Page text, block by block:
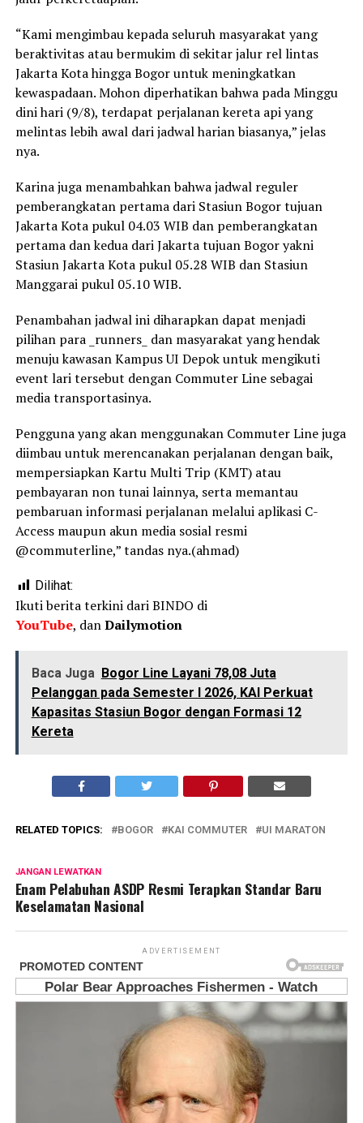
“Kami mengimbau kepada seluruh masyarakat yang
beraktivitas atau bermukim di sekitar jalur rel lintas
Jakarta Kota hingga Bogor untuk meningkatkan
kewaspadaan. Mohon diperhatikan bahwa pada Minggu
dini hari (9/8), terdapat perjalanan kereta api yang
melintas lebih awal dari jadwal harian biasanya,” jelas
nya.
Karina juga menambahkan bahwa jadwal reguler
pemberangkatan pertama dari Stasiun Bogor tujuan
Jakarta Kota pukul 04.03 WIB dan pemberangkatan
pertama dan kedua dari Jakarta tujuan Bogor yakni
Stasiun Jakarta Kota pukul 05.28 WIB dan Stasiun
Manggarai pukul 05.10 WIB.
Penambahan jadwal ini diharapkan dapat menjadi
pilihan para _runners_ dan masyarakat yang hendak
menuju kawasan Kampus UI Depok untuk mengikuti
event lari tersebut dengan Commuter Line sebagai
media transportasinya.
Pengguna yang akan menggunakan Commuter Line juga
diimbau untuk merencanakan perjalanan dengan baik,
mempersiapkan Kartu Multi Trip (KMT) atau
pembayaran non tunai lainnya, serta memantau
pembaruan informasi perjalanan melalui aplikasi C-
Access maupun akun media sosial resmi
@commuterline,” tandas nya.(ahmad)
Dilihat:
Ikuti berita terkini dari BINDO di
YouTube, danDailymotion
Baca Juga Bogor Line Layani 78,08 Juta
Pelanggan pada Semester I 2026, KAI Perkuat
Kapasitas Stasiun Bogor dengan Formasi 12
Kereta
RELATED TOPICS: BOGOR KAI COMMUTER UI MARATON
JANGAN LEWATKAN
Enam Pelabuhan ASDP Resmi Terapkan Standar Baru
Keselamatan Nasional
ADVERTISEMENT